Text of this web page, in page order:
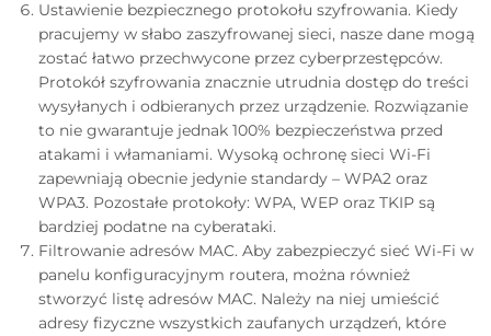
Ustawienie bezpiecznego protokołu szyfrowania. Kiedy
pracujemy w słabo zaszyfrowanej sieci, nasze dane mogą
zostać łatwo przechwycone przez cyberprzestępców.
Protokół szyfrowania znacznie utrudnia dostęp do treści
wysyłanych i odbieranych przez urządzenie. Rozwiązanie
to nie gwarantuje jednak 100% bezpieczeństwa przed
atakami i włamaniami. Wysoką ochronę sieci Wi-Fi
zapewniają obecnie jedynie standardy – WPA2 oraz
WPA3. Pozostałe protokoły: WPA, WEP oraz TKIP są
bardziej podatne na cyberataki.
Filtrowanie adresów MAC. Aby zabezpieczyć sieć Wi-Fi w
panelu konfiguracyjnym routera, można również
stworzyć listę adresów MAC. Należy na niej umieścić
adresy fizyczne wszystkich zaufanych urządzeń, które